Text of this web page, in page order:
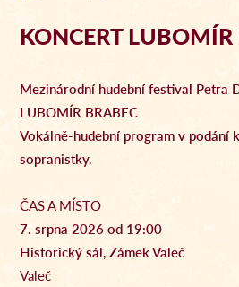
KONCERT
Mezinárodní hudební festival Petra
LUBOMÍR BRABEC
Vokálně-hudební program v podání
sopranistky.
ČAS A MÍSTO
7. srpna 2026 od 19:00
Historický sál, Zámek Valeč
Valeč